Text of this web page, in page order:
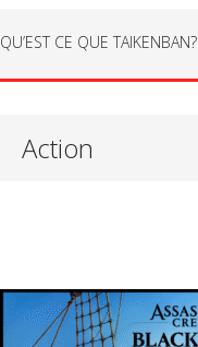
QU’EST CE QUE TAIKENBAN?
Action